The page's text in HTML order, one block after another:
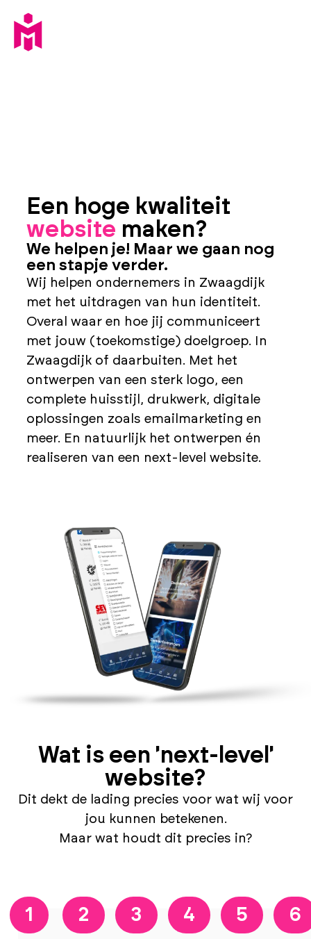
Een hoge kwaliteit
website maken?
We helpen je! Maar we gaan nog
een stapje verder.
Wij helpen ondernemers in Zwaagdijk
met het uitdragen van hun identiteit.
Overal waar en hoe jij communiceert
met jouw (toekomstige) doelgroep. In
Zwaagdijk of daarbuiten. Met het
ontwerpen van een sterk logo, een
complete huisstijl, drukwerk, digitale
oplossingen zoals emailmarketing en
meer. En natuurlijk het ontwerpen én
realiseren van een next-level website.
Wat is een 'next-level'
website?
Dit dekt de lading precies voor wat wij voor
jou kunnen betekenen.
Maar wat houdt dit precies in?
1 2 3 4 5 6